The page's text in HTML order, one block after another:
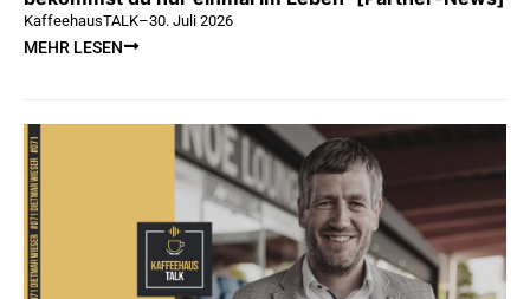
KaffeehausTALK–30. Juli 2026
MEHR LESEN